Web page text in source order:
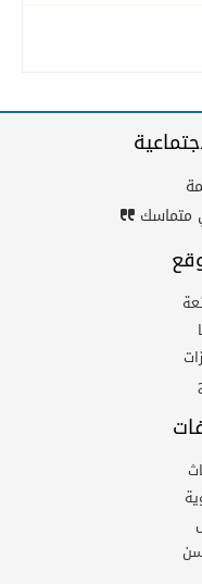
متماسك